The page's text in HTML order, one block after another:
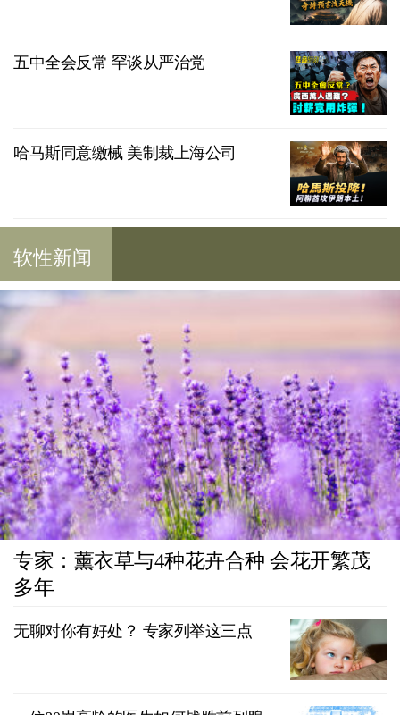
五中全会反常 罕谈从严治党
哈马斯同意缴械 美制裁上海公司
软性新闻
专家：薰衣草与4种花卉合种 会花开繁茂
多年
无聊对你有好处？ 专家列举这三点